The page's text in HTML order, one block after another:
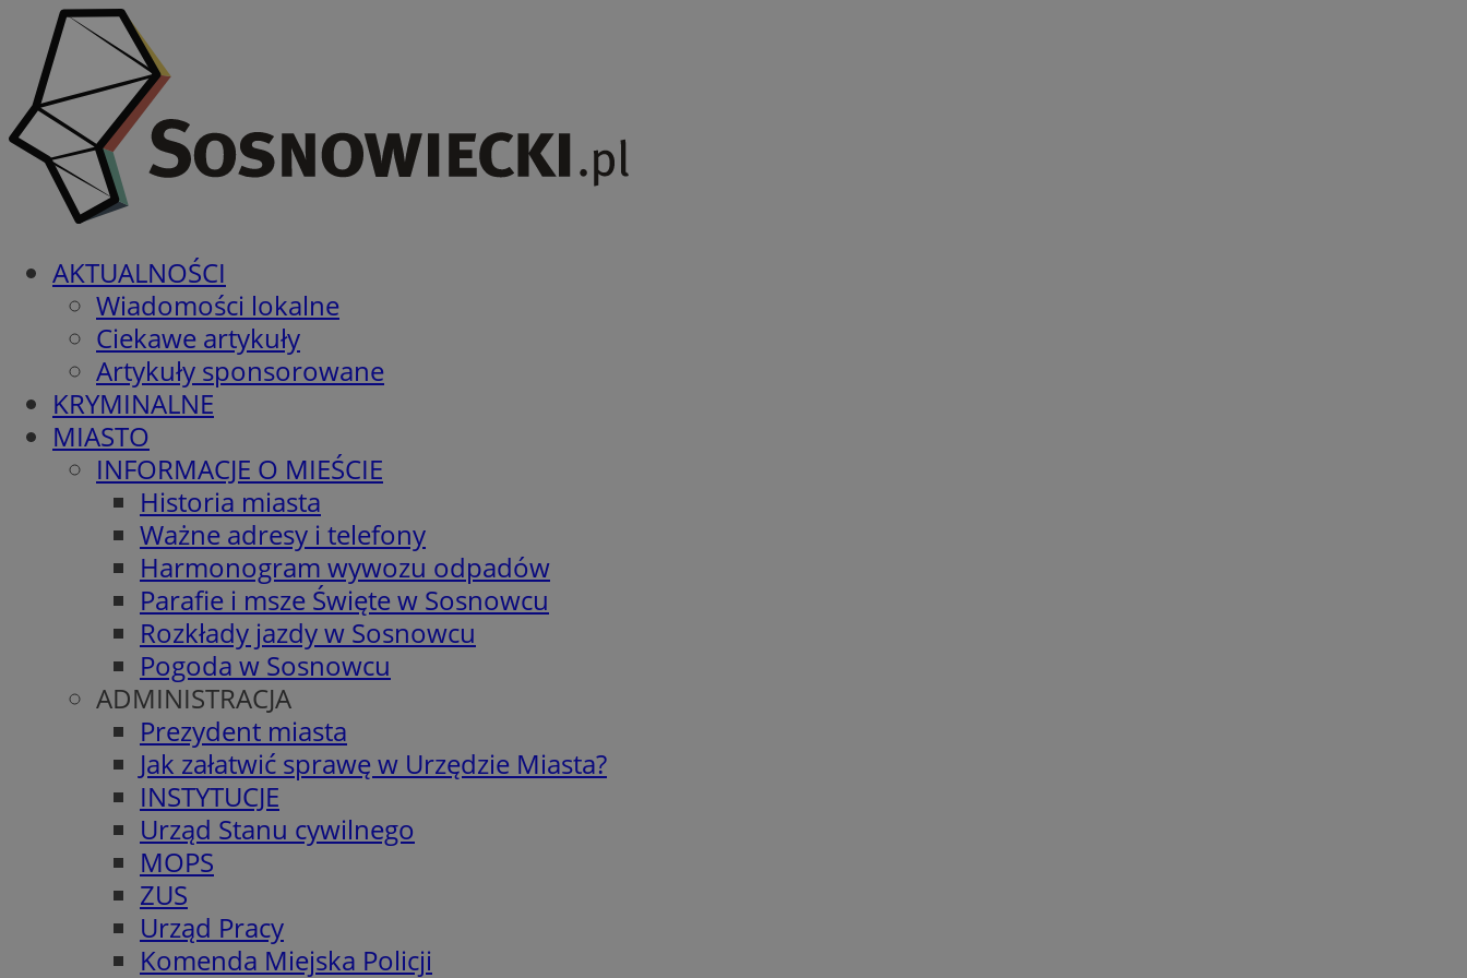
AKTUALNOŚCI
Wiadomości lokalne
Ciekawe artykuły
Artykuły sponsorowane
KRYMINALNE
MIASTO
INFORMACJE O MIEŚCIE
Historia miasta
Ważne adresy i telefony
Harmonogram wywozu odpadów
Parafie i msze Święte w Sosnowcu
Rozkłady jazdy w Sosnowcu
Pogoda w Sosnowcu
ADMINISTRACJA
Prezydent miasta
Jak załatwić sprawę w Urzędzie Miasta?
INSTYTUCJE
Urząd Stanu cywilnego
MOPS
ZUS
Urząd Pracy
Komenda Miejska Policji